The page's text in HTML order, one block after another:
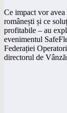
Ce impact vor
românești și ce
profitabile – au
evenimentul
Federației
directorul de